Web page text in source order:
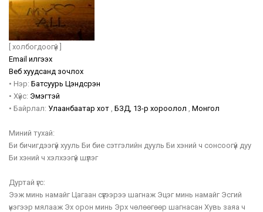
[ холбогдоогүй ]
Email илгээх
Веб хуудсанд зочлох
• Нэр: Батсуурь Цэндсүрэн
• Хүйс: Эмэгтэй
• Байрлал: Улаанбаатар хот , БЗД, 13-р хороолол , Монгол
Миний тухай:
Би бичигдээгүй хууль Би бие сэтгэлийн дууль Би хэний ч сонсоогүй дуу
Би хэний ч хэлхээгүй шүлэг
Дуртай үгс:
Ээж минь намайг Цагаан сүүгээрээ шагнаж Эцэг минь намайг Эсгий
үнэгээр мялааж Эх орон минь Эрх чөлөөгөөр шагнасан Хувь заяа ч